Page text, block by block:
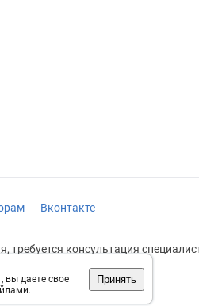
вы даете свое
Принять
Вконтакте
требуется консультация